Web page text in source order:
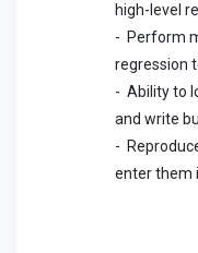
high-level
- Perform
regression
- Ability to
and write
-
enter them